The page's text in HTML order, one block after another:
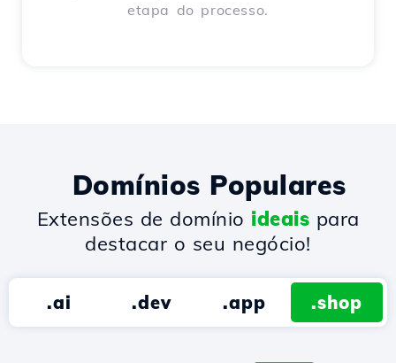
etapa do processo.
Domínios Populares
Extensões de domínio ideais para
destacar o seu negócio!
.ai .dev .app .shop